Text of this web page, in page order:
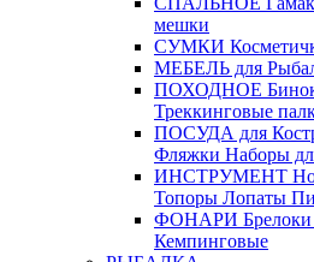
мешки
СУМКИ
МЕБЕЛЬ для
ПОХОДНОЕ
Треккинговые
ПОСУДА для
Фляжки Наборы
ИНСТРУМЕНТ
Топоры Лопаты
ФОНАРИ Брелоки
Кемпинговые